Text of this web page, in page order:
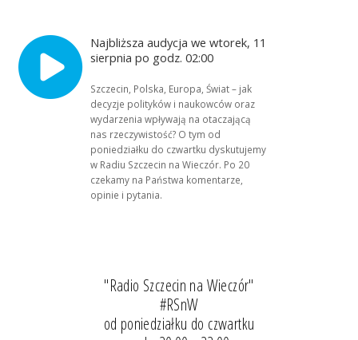
Najbliższa audycja we wtorek, 11
sierpnia po godz. 02:00
Szczecin, Polska, Europa, Świat – jak
decyzje polityków i naukowców oraz
wydarzenia wpływają na otaczającą
nas rzeczywistość? O tym od
poniedziałku do czwartku dyskutujemy
w Radiu Szczecin na Wieczór. Po 20
czekamy na Państwa komentarze,
opinie i pytania.
"Radio Szczecin na Wieczór"
#RSnW
od poniedziałku do czwartku